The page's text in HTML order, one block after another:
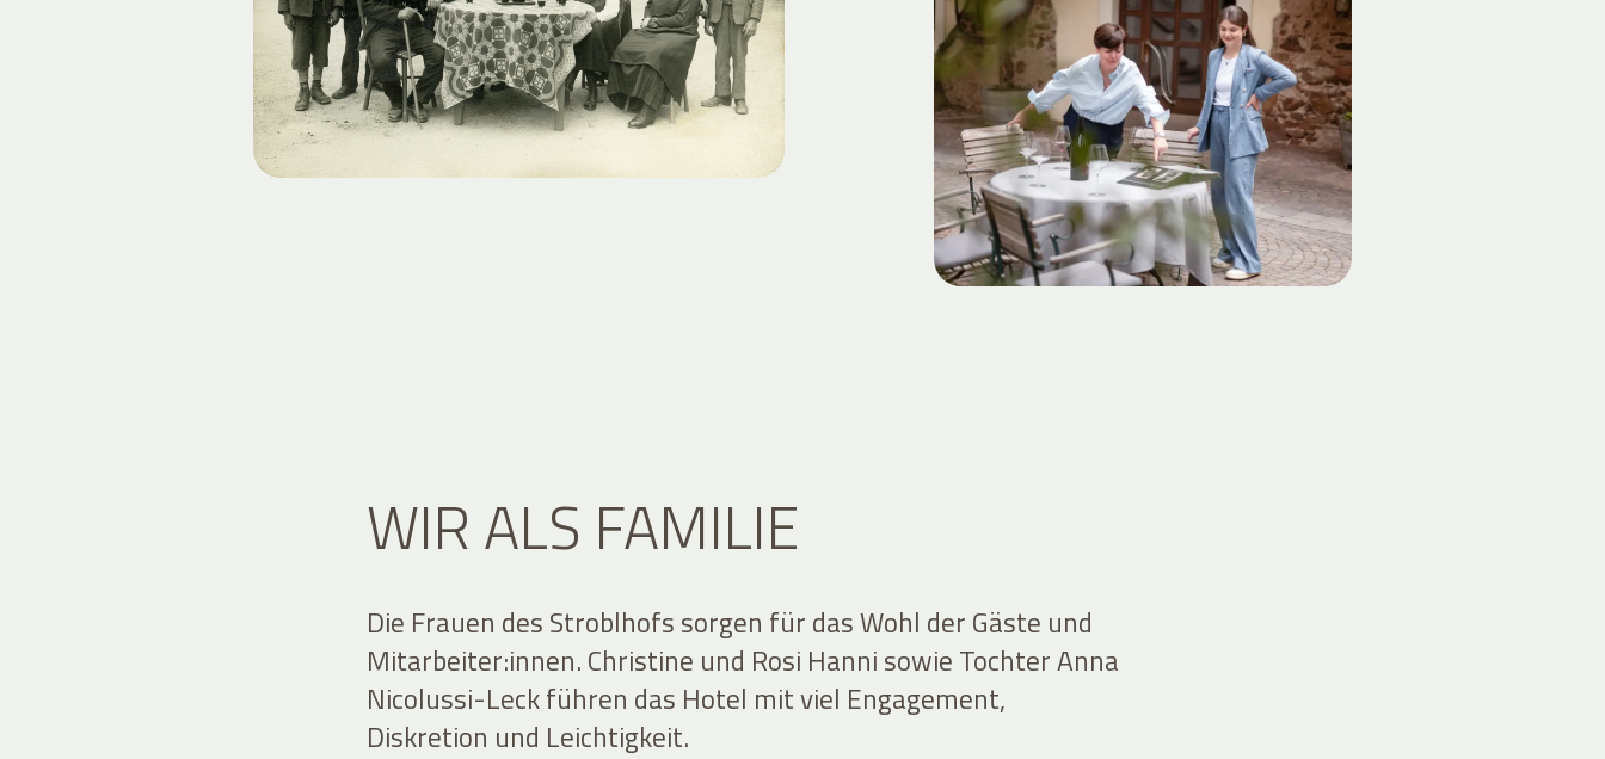
WIR ALS FAMILIE
Die Frauen des Stroblhofs sorgen für das Wohl der Gäste und
Mitarbeiter:innen. Christine und Rosi Hanni sowie Tochter Anna
Nicolussi-Leck führen das Hotel mit viel Engagement,
Diskretion und Leichtigkeit.